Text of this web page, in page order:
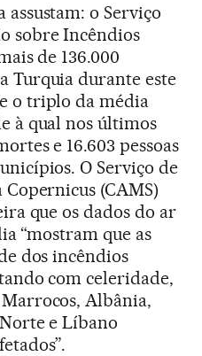
o Serviço
sobre Incêndios
de 136.000
Turquia durante este
o triplo da média
à qual nos últimos
e 16.603 pessoas
O Serviço de
(CAMS)
que os dados do ar
“mostram que as
dos incêndios
com celeridade,
Albânia,
e Líbano